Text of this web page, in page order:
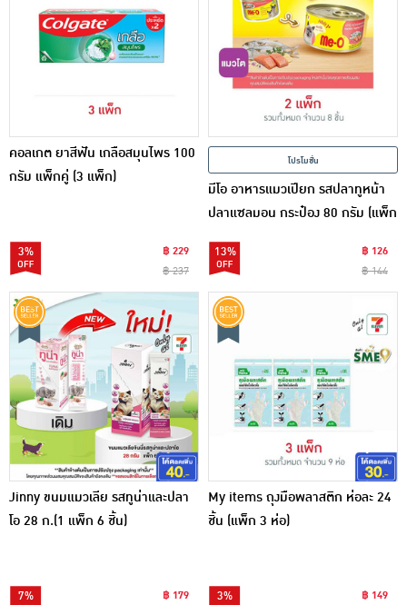
คอลเกต ยาสีฟัน เกลือสมุนไพร 100
กรัม แพ็กคู่ (3 แพ็ก)
3%
฿ 229
฿ 237
โปรโมชั่น
มีโอ อาหารแมวเปียก รสปลาทูหน้า
ปลาแซลมอน กระป๋อง 80 กรัม (แพ็ก
13%
฿ 126
฿ 144
Jinny ขนมแมวเลีย รสทูน่าและปลา
โอ 28 ก.(1 แพ็ก 6 ชิ้น)
7%
฿ 179
My items ถุงมือพลาสติก ห่อละ 24
ชิ้น (แพ็ก 3 ห่อ)
3%
฿ 149